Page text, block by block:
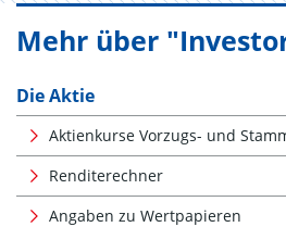
Mehr über
Die Aktie
Aktienkurse Vorzugs- und
Renditerechner
Angaben zu Wertpapieren